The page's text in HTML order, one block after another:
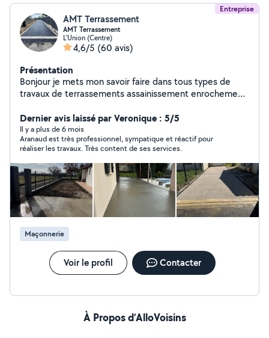
Entreprise
AMT Terrassement
AMT Terrassement
L'Union (Centre)
4,6/5 (60 avis)
Présentation
Bonjour je mets mon savoir faire dans tous types de
travaux de terrassements assainissement enrochement,
enrobé, piscine tout ce qui est lié aux travaux publics.
Dernier avis laissé par Veronique : 5/5
Il y a plus de 6 mois
Aranaud est très professionnel, sympatique et réactif pour
réaliser les travaux. Très content de ses services.
Maçonnerie
Voir le profil Contacter
À Propos d’AlloVoisins